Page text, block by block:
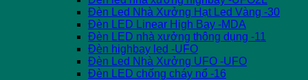
Đèn Led Nhà Xưởng Hạt Led Vàng -30
Đèn LED Linear High Bay -MDA
Đèn LED nhà xưởng thông dụng -11
Đèn highbay led -UFO
Đèn Led Nhà Xưởng UFO -UFO
Đèn LED chống cháy nổ -16